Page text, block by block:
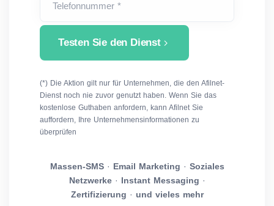
Telefonnummer *
Testen Sie den Dienst
(*) Die Aktion gilt nur für Unternehmen, die den Afilnet-
Dienst noch nie zuvor genutzt haben. Wenn Sie das
kostenlose Guthaben anfordern, kann Afilnet Sie
auffordern, Ihre Unternehmensinformationen zu
überprüfen
Massen-SMS· Email Marketing · Soziales
Netzwerke· Instant Messaging ·
Zertifizierung · und vieles mehr